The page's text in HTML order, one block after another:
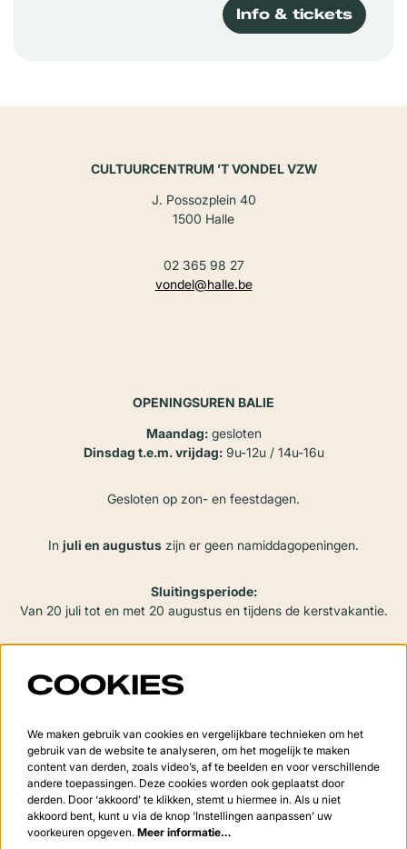
Info & tickets
CULTUURCENTRUM ’T VONDEL VZW
J. Possozplein 40
1500 Halle
02 365 98 27
vondel@halle.be
OPENINGSUREN BALIE
Maandag:gesloten
Dinsdag t.e.m. vrijdag:9u-12u / 14u-16u
Gesloten op zon- en feestdagen.
In juli en augustus zijn er geen namiddagopeningen.
Sluitingsperiode:
Van 20 juli tot en met 20 augustus en tijdens de kerstvakantie.
VOLG ONS
Meld je aan voor de nieuwsbrief
COOKIES
We maken gebruik van cookies en vergelijkbare technieken om het
gebruik van de website te analyseren, om het mogelijk te maken
content van derden, zoals video’s, af te beelden en voor verschillende
andere toepassingen. Deze cookies worden ook geplaatst door
derden. Door ‘akkoord’ te klikken, stemt u hiermee in. Als u niet
akkoord bent, kunt u via de knop ‘Instellingen aanpassen’ uw
voorkeuren opgeven. Meer informatie…